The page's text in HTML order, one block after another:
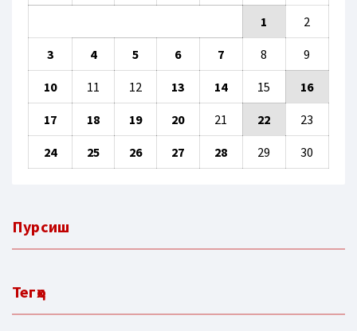
1
2
3 4 5 6 7 8 9
10 11 12 13 14 15 16
17 18 19 20 21 22 23
24 25 26 27 28 29 30
Пурсиш
Тегҳо